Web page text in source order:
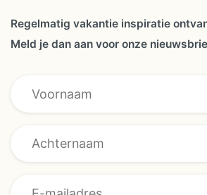
Regelmatig vakantie inspiratie
Meld je dan aan voor onze
Voornaam